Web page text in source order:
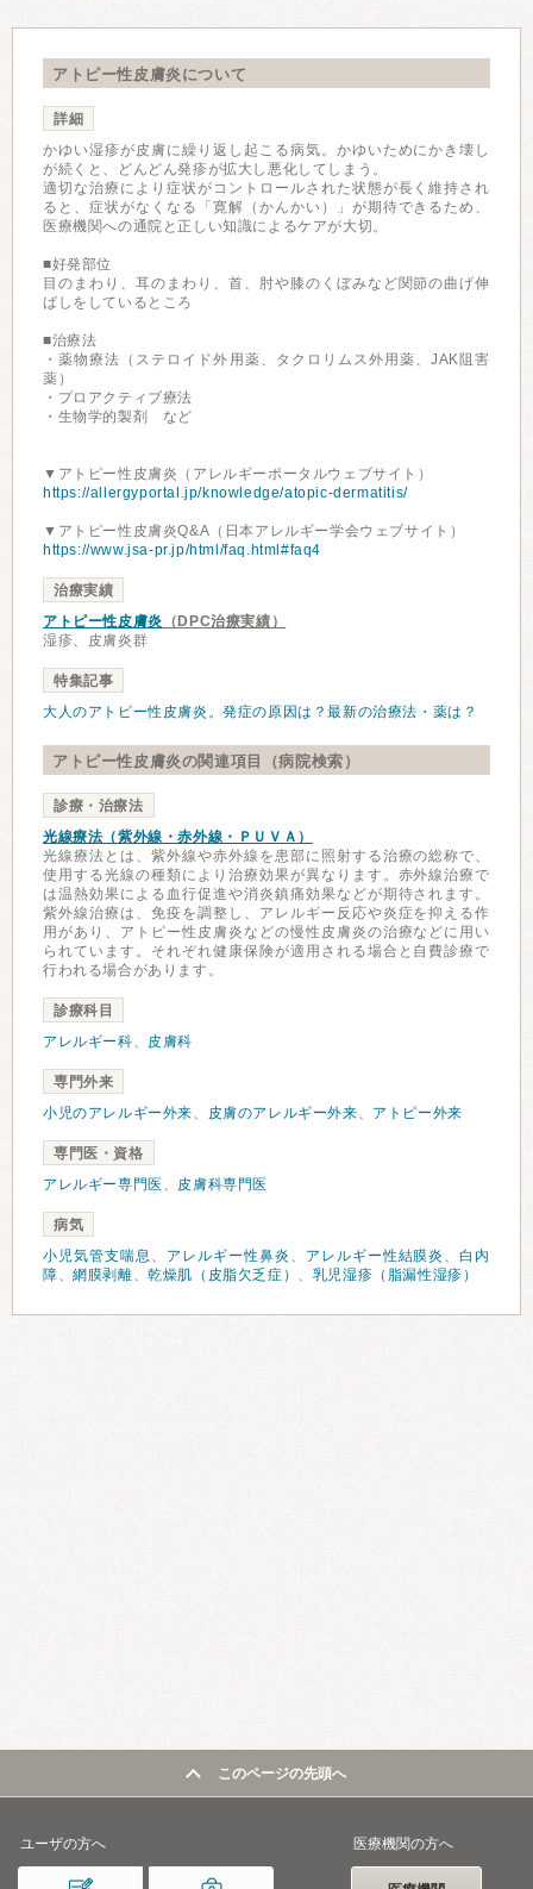
アトピー性皮膚炎について
詳細
かゆい湿疹が皮膚に繰り返し起こる病気。かゆいためにかき壊し
が続くと、どんどん発疹が拡大し悪化してしまう。
適切な治療により症状がコントロールされた状態が長く維持され
ると、症状がなくなる「寛解（かんかい）」が期待できるため、
医療機関への通院と正しい知識によるケアが大切。
■好発部位
目のまわり、耳のまわり、首、肘や膝のくぼみなど関節の曲げ伸
ばしをしているところ
■治療法
・薬物療法（ステロイド外用薬、タクロリムス外用薬、JAK阻害
薬）
・プロアクティブ療法
・生物学的製剤 など
▼アトピー性皮膚炎（アレルギーポータルウェブサイト）
https://allergyportal.jp/knowledge/atopic-dermatitis/
▼アトピー性皮膚炎Q&A（日本アレルギー学会ウェブサイト）
https://www.jsa-pr.jp/html/faq.html#faq4
治療実績
アトピー性皮膚炎 （DPC治療実績）
湿疹、皮膚炎群
特集記事
大人のアトピー性皮膚炎。発症の原因は？最新の治療法・薬は？
アトピー性皮膚炎の関連項目（病院検索）
診療・治療法
光線療法（紫外線・赤外線・ＰＵＶＡ）
光線療法とは、紫外線や赤外線を患部に照射する治療の総称で、
使用する光線の種類により治療効果が異なります。赤外線治療で
は温熱効果による血行促進や消炎鎮痛効果などが期待されます。
紫外線治療は、免疫を調整し、アレルギー反応や炎症を抑える作
用があり、アトピー性皮膚炎などの慢性皮膚炎の治療などに用い
られています。それぞれ健康保険が適用される場合と自費診療で
行われる場合があります。
診療科目
アレルギー科、 皮膚科
専門外来
小児のアレルギー外来、 皮膚のアレルギー外来、 アトピー外来
専門医・資格
アレルギー専門医 、 皮膚科専門医
病気
小児気管支喘息 、 アレルギー性鼻炎 、 アレルギー性結膜炎 、白内
障、網膜剥離、乾燥肌（皮脂欠乏症） 、 乳児湿疹（脂漏性湿疹）
このページの先頭へ
ユーザの方へ 医療機関の方へ